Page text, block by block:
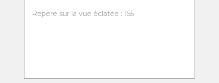
Repère sur la vue éclatée : 155